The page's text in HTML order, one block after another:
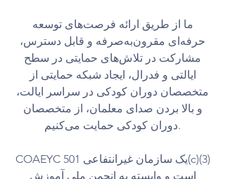
ما از طریق ارائه فرصت‌های توسعه
حرفه‌ای مقرون‌به‌صرفه و قابل دسترس،
مشارکت در تلاش‌های حمایتی در سطح
ایالتی و فدرال، ایجاد شبکه حمایتی از
متخصصان دوران کودکی در سراسر ایالت،
و بالا بردن صدای معلمان، از متخصصان
دوران کودکی حمایت می‌کنیم.
COAEYC یک سازمان غیرانتفاعی 501(c)(3)
است و وابسته به انجمن ملی آموزش